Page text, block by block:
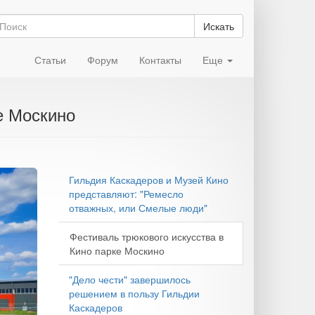
Искать
Статьи Форум Контакты Еще
Москино
Гильдия Каскадеров и Музей Кино
представляют: "Ремесло
отважных, или Смелые люди"
Фестиваль трюкового искусства в
Кино парке Москино
"Дело чести" завершилось
решением в пользу Гильдии
Каскадеров